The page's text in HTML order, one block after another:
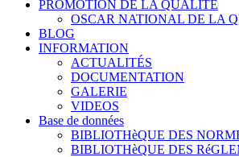
PROMOTION DE LA QUALITÉ
OSCAR NATIONAL DE LA
BLOG
INFORMATION
ACTUALITÉS
DOCUMENTATION
GALERIE
VIDEOS
Base de données
BIBLIOTHèQUE DES
BIBLIOTHèQUE DES